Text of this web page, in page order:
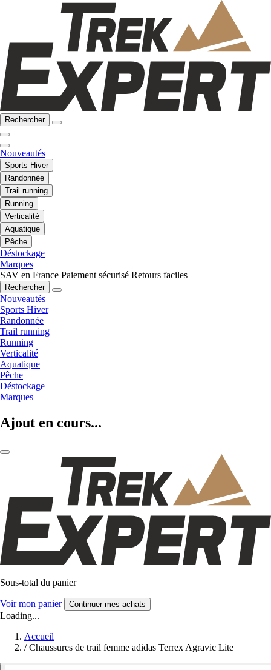
Rechercher
Nouveautés
Sports Hiver
Randonnée
Trail running
Running
Verticalité
Aquatique
Pêche
Déstockage
Marques
SAV en France Paiement sécurisé Retours faciles
Rechercher
Nouveautés
Sports Hiver
Randonnée
Trail running
Running
Verticalité
Aquatique
Pêche
Déstockage
Marques
Ajout en cours...
Sous-total du panier
Voir mon panier Continuer mes achats
Loading...
Accueil
/ Chaussures de trail femme adidas Terrex Agravic Lite